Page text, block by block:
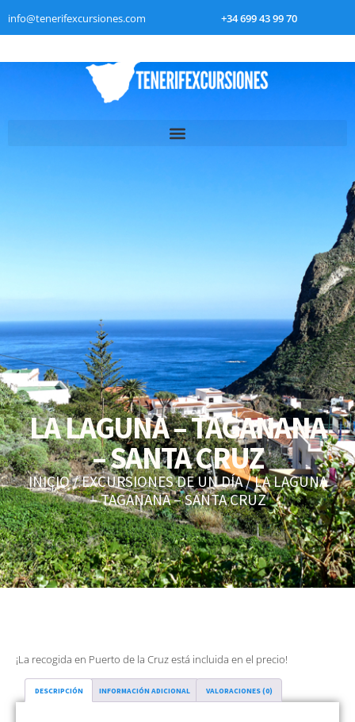
info@tenerifexcursiones.com +34 699 43 99 70
LA LAGUNA – TAGANANA
– SANTA CRUZ
INICIO/EXCURSIONES DE UN DÍA/ LA LAGUNA
– TAGANANA – SANTA CRUZ
¡La recogida en Puerto de la Cruz está incluida en el precio!
DESCRIPCIÓN INFORMACIÓN ADICIONAL VALORACIONES (0)